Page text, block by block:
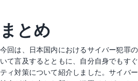
まとめ
今回は、日本国内におけるサイバー犯罪
いて言及するとともに、自分自身でもす
ティ対策について紹介しました。サイバ